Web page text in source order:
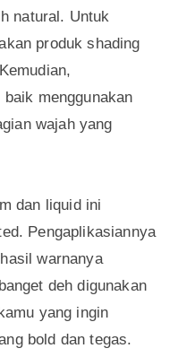
natural. Untuk
produk shading
menggunakan
wajah yang
dan liquid ini
Pengaplikasiannya
warnanya
deh digunakan
yang ingin
bold dan tegas.